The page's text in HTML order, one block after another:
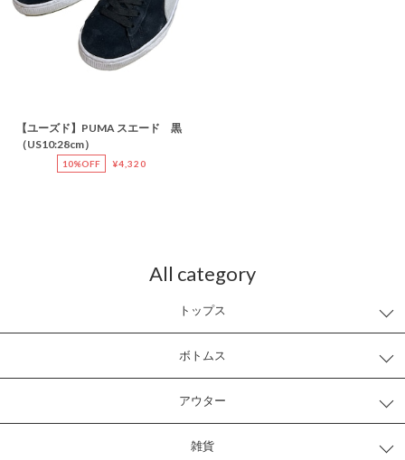
【ユーズド】PUMA スエード 黒
（US10:28cm）
10%OFF ¥4,320
All category
トップス
ボトムス
アウター
雑貨